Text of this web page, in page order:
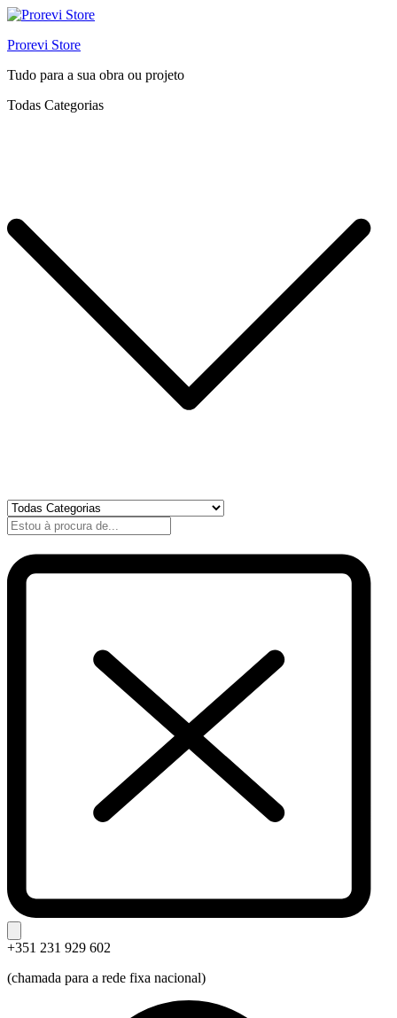
Prorevi Store
Tudo para a sua obra ou projeto
Todas Categorias
+351 231 929 602
(chamada para a rede fixa nacional)